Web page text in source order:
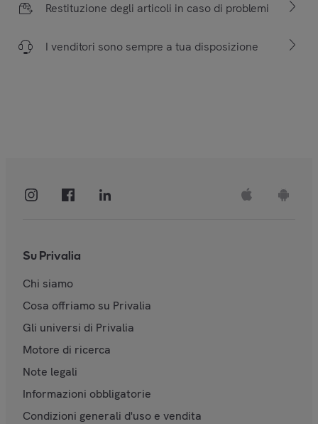
Restituzione degli articoli in caso di problemi
I venditori sono sempre a tua disposizione
Su Privalia
Chi siamo
Cosa offriamo su Privalia
Gli universi di Privalia
Motore di ricerca
Note legali
Informazioni obbligatorie
Condizioni generali d'uso e vendita